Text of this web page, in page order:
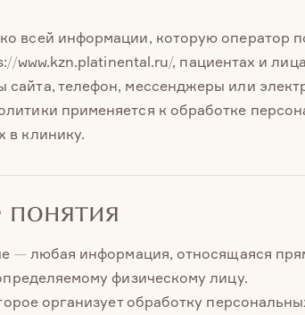
всей информации, которую оператор
www.kzn.platinental.ru/, пациентах и
телефон, мессенджеры или
применяется к обработке
в клинику.
— любая информация, относящаяся
физическому лицу.
организует обработку